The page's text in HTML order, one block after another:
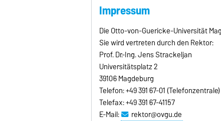
Impressum
Die Otto-von-Guericke-Universität
Sie wird vertreten durch den Rektor:
Prof. Dr.-Ing. Jens Strackeljan
Universitätsplatz 2
39106 Magdeburg
Telefon: +49 391 67-01 (Telefonzentrale)
Telefax: +49 391 67-41157
E-Mail:
rektor@ovgu.de